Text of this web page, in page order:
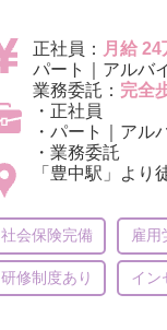
正社員： 月給 24
パート｜アルバ
業務委託： 完全
・正社員
・パート｜アル
・業務委託
「豊中駅」より
社会保険完備 雇用
研修制度あり イン